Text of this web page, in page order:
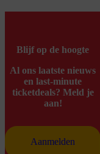
Blijf op de hoogte
Al ons laatste nieuws
en last-minute
ticketdeals? Meld je
aan!
Aanmelden